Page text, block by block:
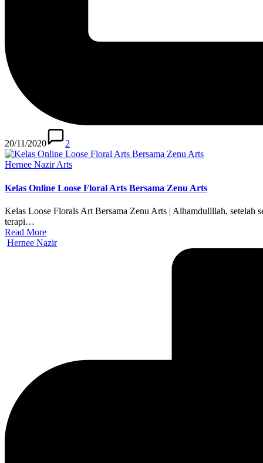
20/11/2020 2
Posted
Hernee Nazir Arts
Kelas Online Loose Floral Arts Bersama Zenu Arts
Kelas Loose Florals Art Bersama Zenu Arts | Alhamdulillah, setelah
terapi…
Read More
Posted
Hernee Nazir